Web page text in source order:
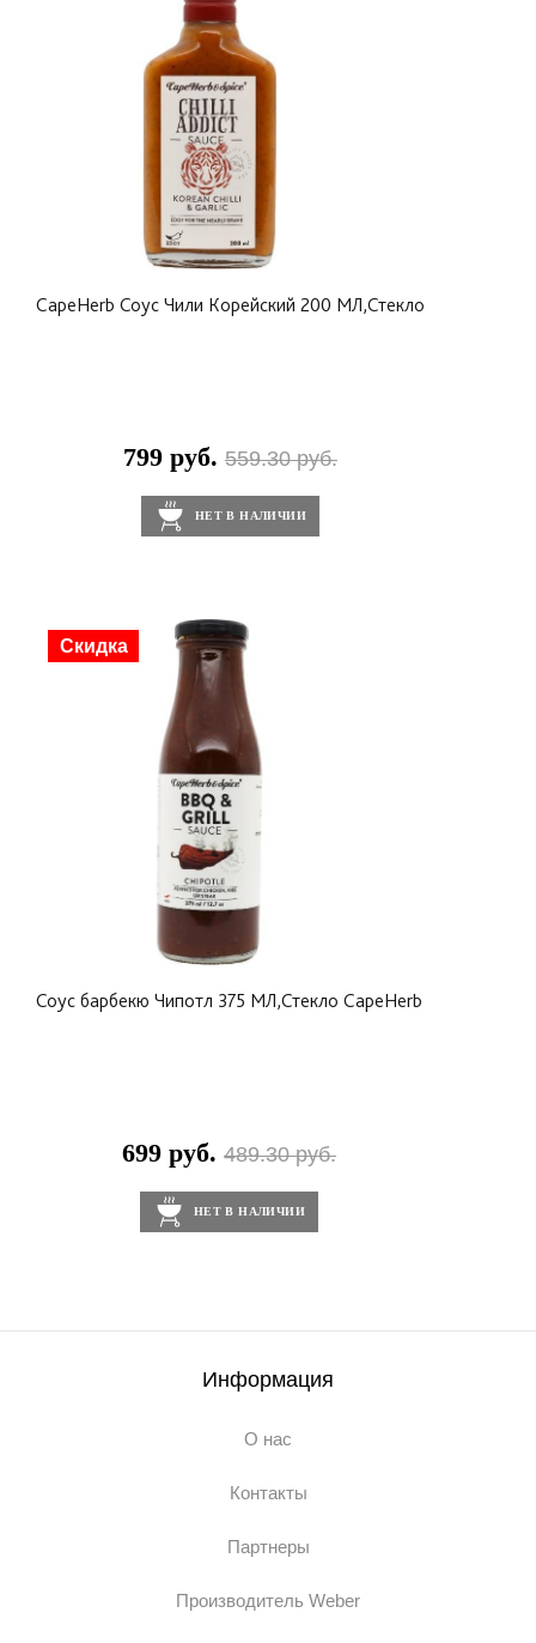
CapeHerb Соус Чили Корейский 200 МЛ,Стекло
799 руб. 559.30 руб.
НЕТ В НАЛИЧИИ
Скидка
Соус барбекю Чипотл 375 МЛ,Стекло CapeHerb
699 руб. 489.30 руб.
НЕТ В НАЛИЧИИ
Информация
О нас
Контакты
Партнеры
Производитель Weber